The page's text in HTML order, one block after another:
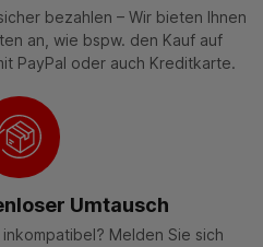
bezahlen – Wir bieten Ihnen
an, wie bspw. den Kauf auf
PayPal oder auch Kreditkarte.
Umtausch
Melden Sie sich